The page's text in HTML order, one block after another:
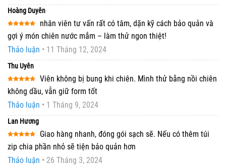
Hoàng Duyên
Được xếp
hạng5
5
nhân viên tư vấn rất có tâm, dặn kỹ cách bảo quản và
gợi ý món chiên nước mắm – làm thử ngon thiệt!
Thảo luận • 11 Tháng 12, 2024
Thu Uyên
Được xếp
hạng 55
Viên không bị bung khi chiên. Mình thử bằng nồi chiên
không dầu, vẫn giữ form tốt
Thảo luận • 1 Tháng 9, 2024
Lan Hương
Được xếp
hạng5
5
Giao hàng nhanh, đóng gói sạch sẽ. Nếu có thêm túi
zip chia phần nhỏ sẽ tiện bảo quản hơn
Thảo luận • 26 Tháng 3, 2024